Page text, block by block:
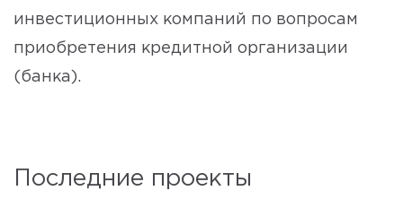
инвестиционных компаний по вопросам
приобретения кредитной организации
(банка).
Последние проекты